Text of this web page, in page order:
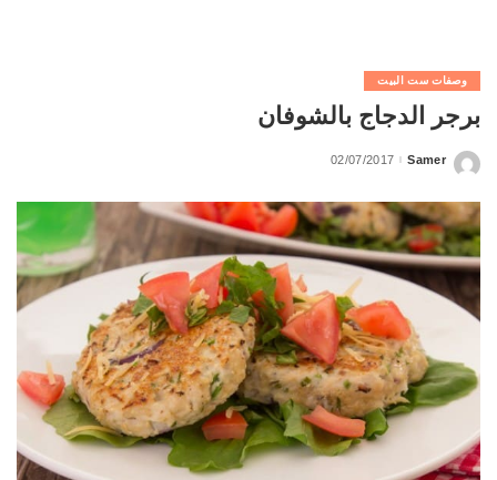
وصفات ست البيت
برجر الدجاج بالشوفان
Posted
Samer
02/07/2017